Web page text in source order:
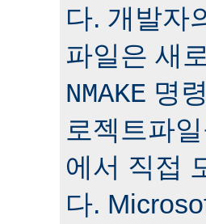
다. 개발자
파일은 새
NMAKE 명
로젝트파
에서 직접
다.